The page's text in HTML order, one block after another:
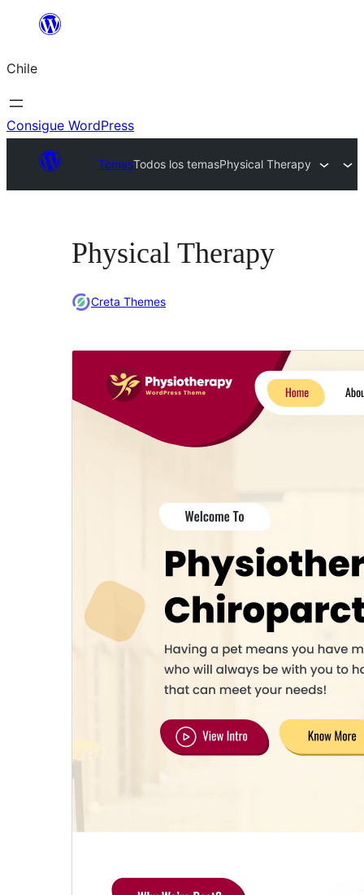
Saltar
contenido
Chile
Consigue WordPress
TemasTodos los temasPhysical Therapy
Physical Therapy
Creta Themes